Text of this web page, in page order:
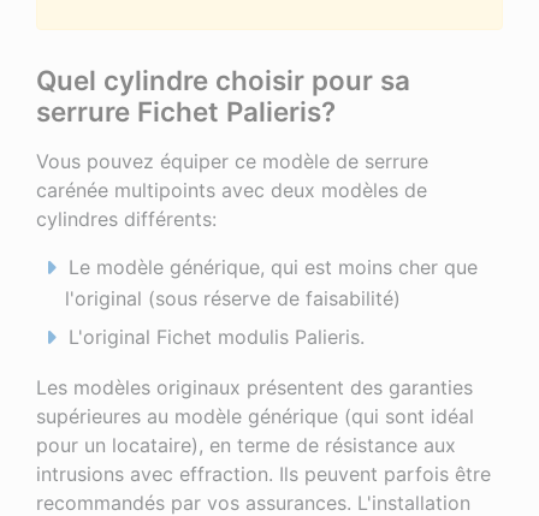
Quel cylindre choisir pour sa
serrure Fichet Palieris?
Vous pouvez équiper ce modèle de serrure
carénée multipoints avec deux modèles de
cylindres différents:
Le modèle générique, qui est moins cher que
l'original (sous réserve de faisabilité)
L'original Fichet modulis Palieris.
Les modèles originaux présentent des garanties
supérieures au modèle générique (qui sont idéal
pour un locataire), en terme de résistance aux
intrusions avec effraction. Ils peuvent parfois être
recommandés par vos assurances. L'installation